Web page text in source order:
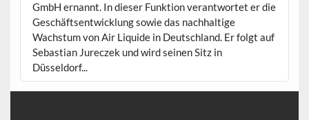
GmbH ernannt. In dieser Funktion verantwortet er die
Geschäftsentwicklung sowie das nachhaltige
Wachstum von Air Liquide in Deutschland. Er folgt auf
Sebastian Jureczek und wird seinen Sitz in
Düsseldorf...